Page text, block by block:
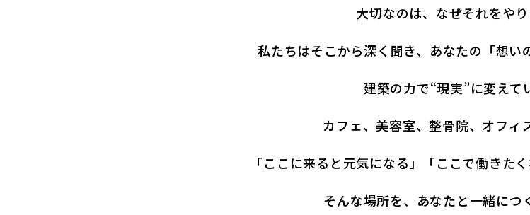
大切なのは、なぜそれをやり
私たちはそこから深く聞き、 あなたの「想い
建築の力で“現実”に変えて
カフェ、美容室、整骨院、オフィ
「ここに来ると元気になる」「ここで働きたく
そんな場所を、あなたと一緒につ